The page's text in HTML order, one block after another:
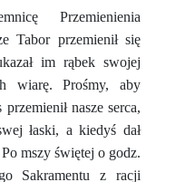
Przemienienia
Tabor przemienił się
im rąbek swojej
wiarę. Prośmy, aby
nasze serca,
łaski, a kiedyś dał
Po mszy świętej o godz.
Sakramentu z racji